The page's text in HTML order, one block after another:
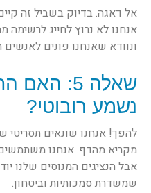
אל דאגה. בדיוק בשביל זה
אנחנו לא נרוץ לחייג לרשימה
ונוודא שאנחנו פונים
שאלה 5:
נשמע רובוטי?
להפך! אנחנו שונאים
מקריא מהדף. אנחנו
אבל הנציגים המנוסים שלנו
שמשדרת סמכותיות וביטחון.